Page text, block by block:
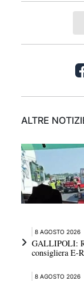
ALTRE
8 AGOSTO 2026
GALLIPOLI:
consigliera E-
8 AGOSTO 2026